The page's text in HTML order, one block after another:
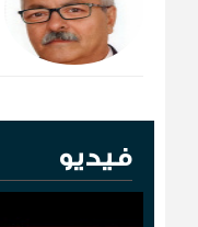
فيديو